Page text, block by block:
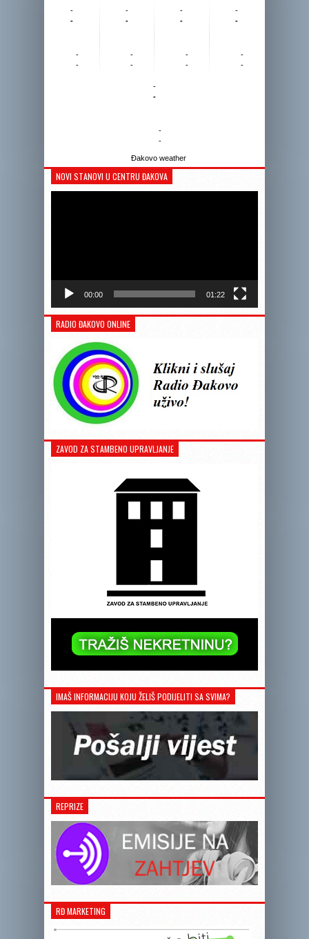
-
-
-
-
-
-
-
-
-
-
-
-
-
-
-
-
-
-
-
-
Đakovo weather
NOVI STANOVI U CENTRU ĐAKOVA
00:00 01:22
RADIO ĐAKOVO ONLINE
ZAVOD ZA STAMBENO UPRAVLJANJE
IMAŠ INFORMACIJU KOJU ŽELIŠ PODIJELITI SA SVIMA?
REPRIZE
RĐ MARKETING